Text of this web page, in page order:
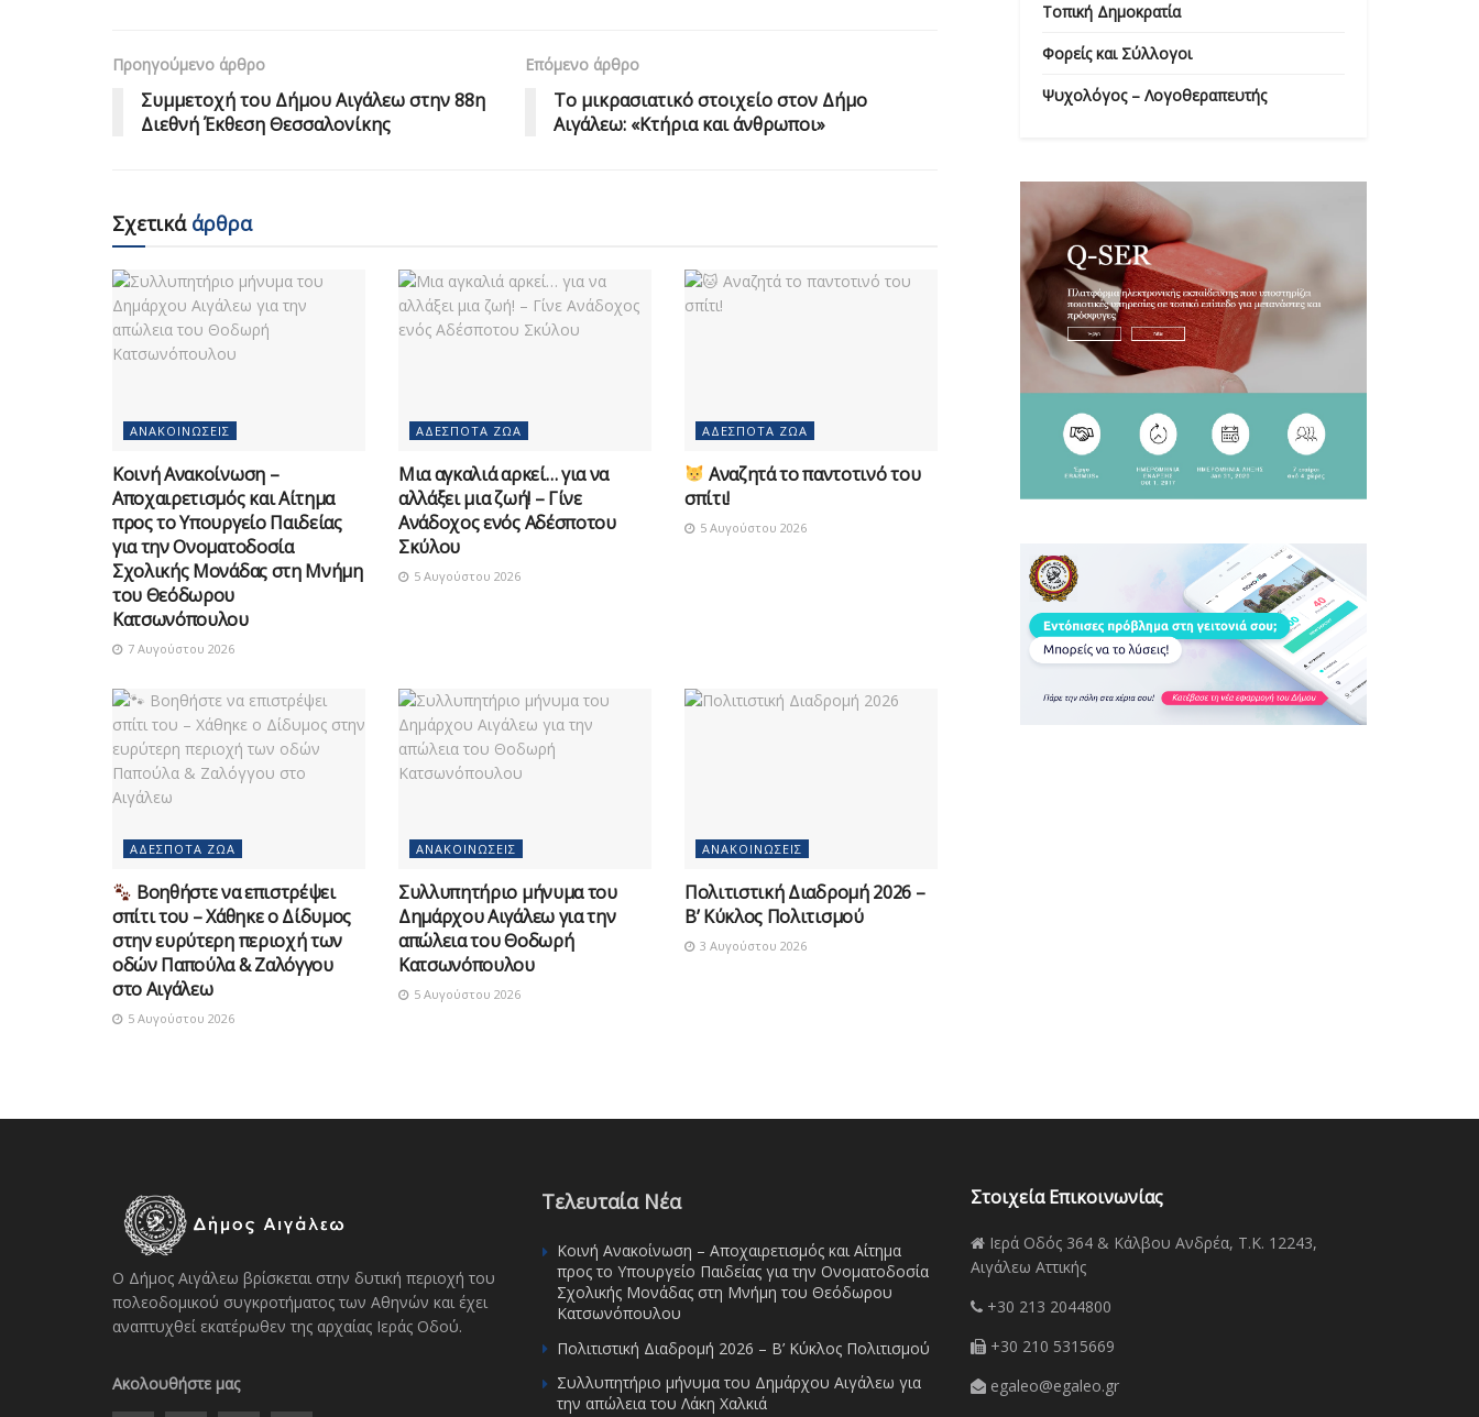
Προηγούμενο άρθρο
Συμμετοχή του Δήμου Αιγάλεω στην 88η
Διεθνή Έκθεση Θεσσαλονίκης
Επόμενο άρθρο
Το μικρασιατικό στοιχείο στον Δήμο
Αιγάλεω: «Κτήρια και άνθρωποι»
Σχετικάάρθρα
ΑΝΑΚΟΙΝΏΣΕΙΣ
Κοινή Ανακοίνωση –
Αποχαιρετισμός και Αίτημα
προς το Υπουργείο Παιδείας
για την Ονοματοδοσία
Σχολικής Μονάδας στη Μνήμη
του Θεόδωρου
Κατσωνόπουλου
7 Αυγούστου 2026
ΑΔΈΣΠΟΤΑ ΖΏΑ
Μια αγκαλιά αρκεί… για να
αλλάξει μια ζωή! – Γίνε
Ανάδοχος ενός Αδέσποτου
Σκύλου
5 Αυγούστου 2026
ΑΔΈΣΠΟΤΑ ΖΏΑ
Αναζητά το παντοτινό του
σπίτι!
5 Αυγούστου 2026
ΑΔΈΣΠΟΤΑ ΖΏΑ
Βοηθήστε να επιστρέψει
σπίτι του – Χάθηκε ο Δίδυμος
στην ευρύτερη περιοχή των
οδών Παπούλα & Ζαλόγγου
στο Αιγάλεω
5 Αυγούστου 2026
ΑΝΑΚΟΙΝΏΣΕΙΣ
Συλλυπητήριο μήνυμα του
Δημάρχου Αιγάλεω για την
απώλεια του Θοδωρή
Κατσωνόπουλου
5 Αυγούστου 2026
ΑΝΑΚΟΙΝΏΣΕΙΣ
Πολιτιστική Διαδρομή 2026 –
Β’ Κύκλος Πολιτισμού
3 Αυγούστου 2026
Τοπική Δημοκρατία
Φορείς και Σύλλογοι
Ψυχολόγος – Λογοθεραπευτής
Ο Δήμος Αιγάλεω βρίσκεται στην δυτική περιοχή του
πολεοδομικού συγκροτήματος των Αθηνών και έχει
αναπτυχθεί εκατέρωθεν της αρχαίας Ιεράς Οδού.
Ακολουθήστε μας
Τελευταία Νέα
Κοινή Ανακοίνωση – Αποχαιρετισμός και Αίτημα
προς το Υπουργείο Παιδείας για την Ονοματοδοσία
Σχολικής Μονάδας στη Μνήμη του Θεόδωρου
Κατσωνόπουλου
Πολιτιστική Διαδρομή 2026 – Β’ Κύκλος Πολιτισμού
Συλλυπητήριο μήνυμα του Δημάρχου Αιγάλεω για
την απώλεια του Λάκη Χαλκιά
Στοιχεία Επικοινωνίας
Ιερά Οδός 364 & Κάλβου Ανδρέα, Τ.Κ. 12243,
Αιγάλεω Αττικής
+30 213 2044800
+30 210 5315669
egaleo@egaleo.gr